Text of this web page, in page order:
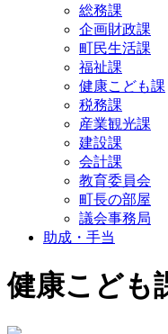
総務課
企画財政課
町民生活課
福祉課
健康こども課
税務課
産業観光課
建設課
会計課
教育委員会
町長の部屋
議会事務局
助成・手当
健康こども